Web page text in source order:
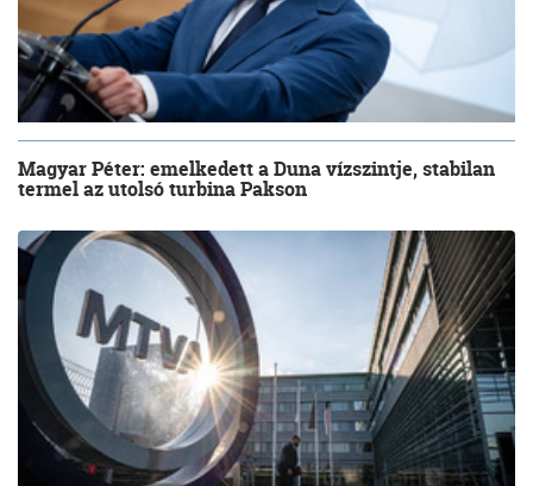
Magyar Péter: emelkedett a Duna vízszintje, stabilan
termel az utolsó turbina Pakson